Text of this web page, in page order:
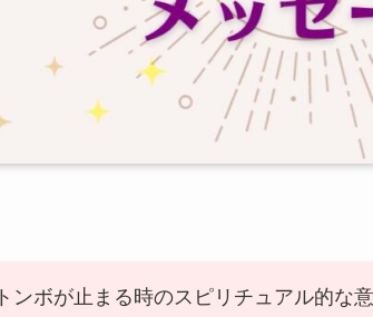
トンボが止まる時のスピリチュアル的な